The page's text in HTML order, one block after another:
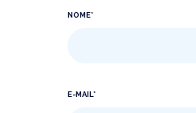
NOME*
E-MAIL*